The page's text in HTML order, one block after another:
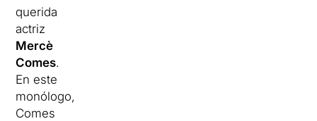
querida
actriz
Mercè
Comes.
En este
monólogo,
Comes